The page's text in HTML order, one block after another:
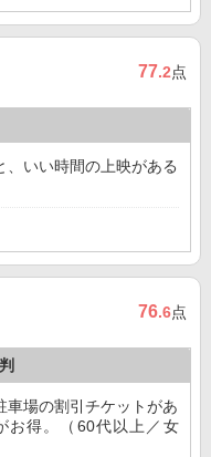
77.2点
いい時間の上映がある
76.6点
車場の割引チケットがあ
お得。（60代以上／女